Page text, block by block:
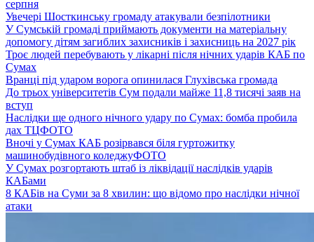
серпня
Увечері Шосткинську громаду атакували безпілотники
У Сумській громаді приймають документи на матеріальну
допомогу дітям загиблих захисників і захисниць на 2027 рік
Троє людей перебувають у лікарні після нічних ударів КАБ по
Сумах
Вранці під ударом ворога опинилася Глухівська громада
До трьох університетів Сум подали майже 11,8 тисячі заяв на
вступ
Наслідки ще одного нічного удару по Сумах: бомба пробила
дах ТЦФОТО
Вночі у Сумах КАБ розірвався біля гуртожитку
машинобудівного коледжуФОТО
У Сумах розгортають штаб із ліквідації наслідків ударів
КАБами
8 КАБів на Суми за 8 хвилин: що відомо про наслідки нічної
атаки